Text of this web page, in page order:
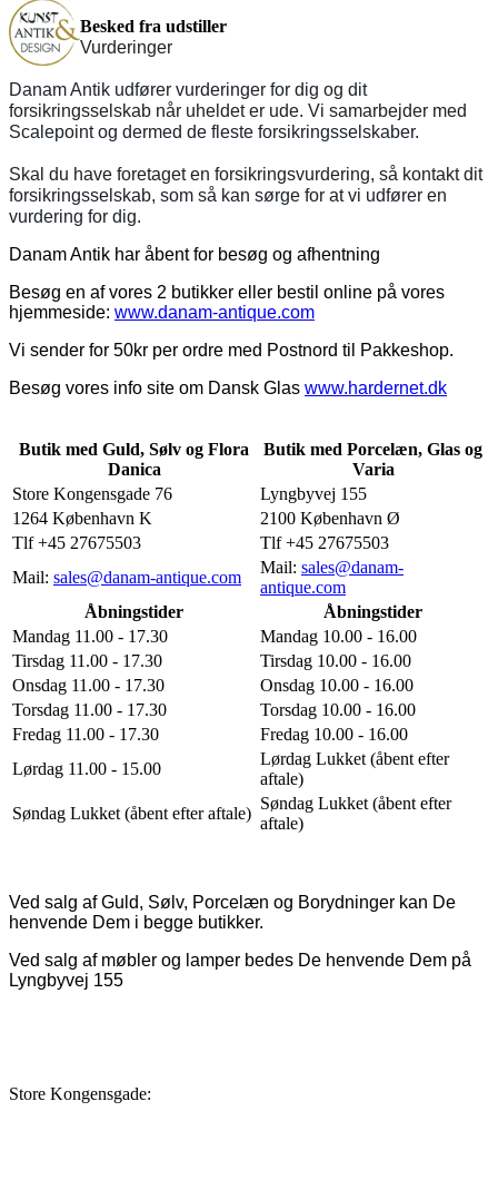
Besked fra udstiller
Vurderinger
Danam Antik udfører vurderinger for dig og dit
forsikringsselskab når uheldet er ude. Vi samarbejder med
Scalepoint og dermed de fleste forsikringsselskaber.
Skal du have foretaget en forsikringsvurdering, så kontakt dit
forsikringsselskab, som så kan sørge for at vi udfører en
vurdering for dig.
Danam Antik har åbent for besøg og afhentning
Besøg en af vores 2 butikker eller bestil online på vores
hjemmeside: www.danam-antique.com
Vi sender for 50kr per ordre med Postnord til Pakkeshop.
Besøg vores info site om Dansk Glas www.hardernet.dk
Butik med Guld, Sølv og Flora
Danica
Butik med Porcelæn, Glas og
Varia
Store Kongensgade 76
Lyngbyvej 155
1264 København K
2100 København Ø
Tlf +45 27675503
Tlf +45 27675503
Mail: sales@danam-antique.com
Mail: sales@danam-
antique.com
Åbningstider
Åbningstider
Mandag 11.00 - 17.30
Mandag 10.00 - 16.00
Tirsdag 11.00 - 17.30
Tirsdag 10.00 - 16.00
Onsdag 11.00 - 17.30
Onsdag 10.00 - 16.00
Torsdag 11.00 - 17.30
Torsdag 10.00 - 16.00
Fredag 11.00 - 17.30
Fredag 10.00 - 16.00
Lørdag 11.00 - 15.00
Lørdag Lukket (åbent efter
aftale)
Søndag Lukket (åbent efter aftale)
Søndag Lukket (åbent efter
aftale)
Ved salg af Guld, Sølv, Porcelæn og Borydninger kan De
henvende Dem i begge butikker.
Ved salg af møbler og lamper bedes De henvende Dem på
Lyngbyvej 155
Store Kongensgade: